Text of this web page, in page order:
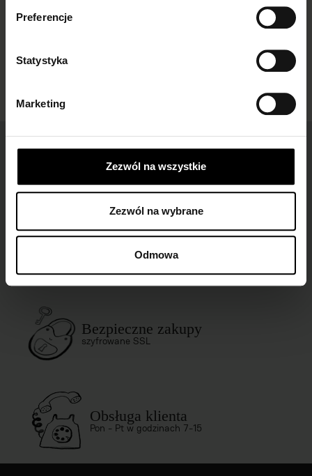
Preferencje
Statystyka
Marketing
Zezwól na wszystkie
Zezwól na wybrane
Odmowa
Łatwe zwroty
dla wszystkich zamówień
Darmowa dostawa
dla zamówień od 149 zł
Bezpieczne zakupy
szyfrowane SSL
Obsługa klienta
Pon - Pt w godzinach 7-15